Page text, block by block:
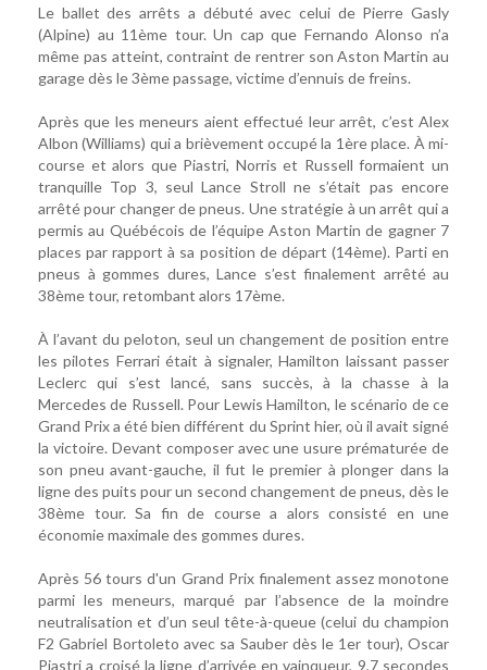
Le ballet des arrêts a débuté avec celui de Pierre Gasly
(Alpine) au 11ème tour. Un cap que Fernando Alonso n’a
même pas atteint, contraint de rentrer son Aston Martin au
garage dès le 3ème passage, victime d’ennuis de freins.
Après que les meneurs aient effectué leur arrêt, c’est Alex
Albon (Williams) qui a brièvement occupé la 1ère place. À mi-
course et alors que Piastri, Norris et Russell formaient un
tranquille Top 3, seul Lance Stroll ne s’était pas encore
arrêté pour changer de pneus. Une stratégie à un arrêt qui a
permis au Québécois de l’équipe Aston Martin de gagner 7
places par rapport à sa position de départ (14ème). Parti en
pneus à gommes dures, Lance s’est finalement arrêté au
38ème tour, retombant alors 17ème.
À l’avant du peloton, seul un changement de position entre
les pilotes Ferrari était à signaler, Hamilton laissant passer
Leclerc qui s’est lancé, sans succès, à la chasse à la
Mercedes de Russell. Pour Lewis Hamilton, le scénario de ce
Grand Prix a été bien différent du Sprint hier, où il avait signé
la victoire. Devant composer avec une usure prématurée de
son pneu avant-gauche, il fut le premier à plonger dans la
ligne des puits pour un second changement de pneus, dès le
38ème tour. Sa fin de course a alors consisté en une
économie maximale des gommes dures.
Après 56 tours d'un Grand Prix finalement assez monotone
parmi les meneurs, marqué par l’absence de la moindre
neutralisation et d’un seul tête-à-queue (celui du champion
F2 Gabriel Bortoleto avec sa Sauber dès le 1er tour), Oscar
Piastri a croisé la ligne d’arrivée en vainqueur, 9,7 secondes